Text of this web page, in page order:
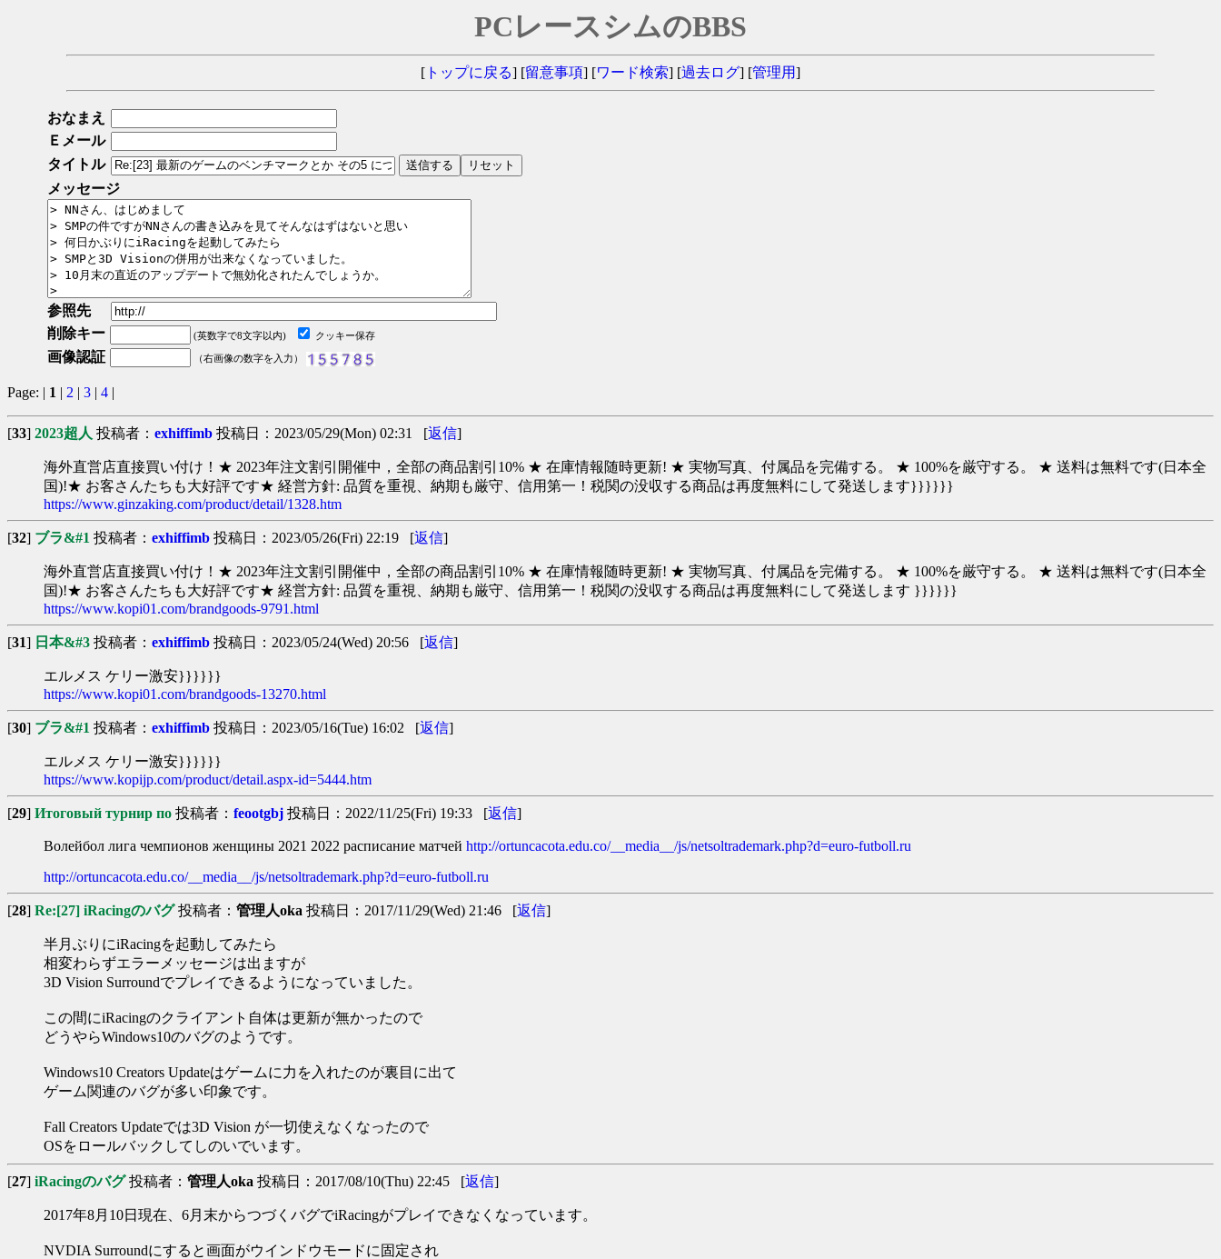
PCレースシムのBBS
[ トップに戻る] [留意事項] [ワード検索] [過去ログ] [管理用]
おなまえ
Ｅメール
タイトル
メッセージ
参照先
削除キー
(英数字で8文字以内) クッキー保存
画像認証 （右画像の数字を入力）
Page: | 1 | 2 | 3 | 4 |
[33] 2023超人 投稿者： exhiffimb 投稿日：2023/05/29(Mon) 02:31 [返信]
海外直営店直接買い付け！★ 2023年注文割引開催中，全部の商品割引10% ★ 在庫情報随時更新! ★ 実物写真、付属品を完備する。 ★ 100%を厳守する。 ★ 送料は無料です(日本全
国)!★ お客さんたちも大好評です★ 経営方針: 品質を重視、納期も厳守、信用第一！税関の没収する商品は再度無料にして発送します}}}}}}
https://www.ginzaking.com/product/detail/1328.htm
[32] ブラ&#1 投稿者： exhiffimb 投稿日：2023/05/26(Fri) 22:19 [返信]
海外直営店直接買い付け！★ 2023年注文割引開催中，全部の商品割引10% ★ 在庫情報随時更新! ★ 実物写真、付属品を完備する。 ★ 100%を厳守する。 ★ 送料は無料です(日本全
国)!★ お客さんたちも大好評です★ 経営方針: 品質を重視、納期も厳守、信用第一！税関の没収する商品は再度無料にして発送します }}}}}}
https://www.kopi01.com/brandgoods-9791.html
[31] 日本&#3 投稿者： exhiffimb 投稿日：2023/05/24(Wed) 20:56 [返信]
エルメス ケリー激安}}}}}}
https://www.kopi01.com/brandgoods-13270.html
[30] ブラ&#1 投稿者： exhiffimb 投稿日：2023/05/16(Tue) 16:02 [返信]
エルメス ケリー激安}}}}}}
https://www.kopijp.com/product/detail.aspx-id=5444.htm
[29] Итоговый турнир по 投稿者： feootgbj 投稿日：2022/11/25(Fri) 19:33 [返信]
Волейбол лига чемпионов женщины 2021 2022 расписание матчей http://ortuncacota.edu.co/__media__/js/netsoltrademark.php?d=euro-futboll.ru
http://ortuncacota.edu.co/__media__/js/netsoltrademark.php?d=euro-futboll.ru
[28] Re:[27] iRacingのバグ投稿者： 管理人oka 投稿日：2017/11/29(Wed) 21:46 [返信]
半月ぶりにiRacingを起動してみたら
相変わらずエラーメッセージは出ますが
3D Vision Surroundでプレイできるようになっていました。
この間にiRacingのクライアント自体は更新が無かったので
どうやらWindows10のバグのようです。
Windows10 Creators Updateはゲームに力を入れたのが裏目に出て
ゲーム関連のバグが多い印象です。
Fall Creators Updateでは3D Vision が一切使えなくなったので
OSをロールバックしてしのいでいます。
[27] iRacingのバグ投稿者： 管理人oka 投稿日：2017/08/10(Thu) 22:45 [返信]
2017年8月10日現在、6月末からつづくバグでiRacingがプレイできなくなっています。
NVDIA Surroundにすると画面がウインドウモードに固定され